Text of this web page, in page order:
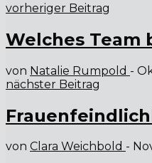
vorheriger Beitrag
Welches Team
von Natalie Rumpold -
nächster Beitrag
von Clara Weichbold -